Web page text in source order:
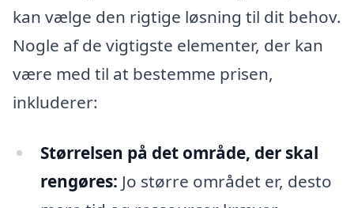
kan vælge den rigtige løsning til dit behov.
Nogle af de vigtigste elementer, der kan
være med til at bestemme prisen,
inkluderer:
Størrelsen på det område, der skal
rengøres: Jo større området er, desto